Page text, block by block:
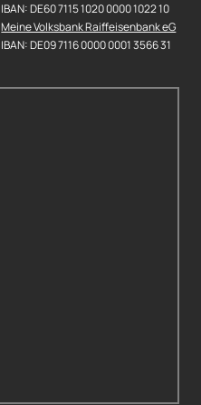
IBAN: DE60 7115 1020 0000 1022 10
Meine Volksbank Raiffeisenbank eG
IBAN: DE09 7116 0000 0001 3566 31